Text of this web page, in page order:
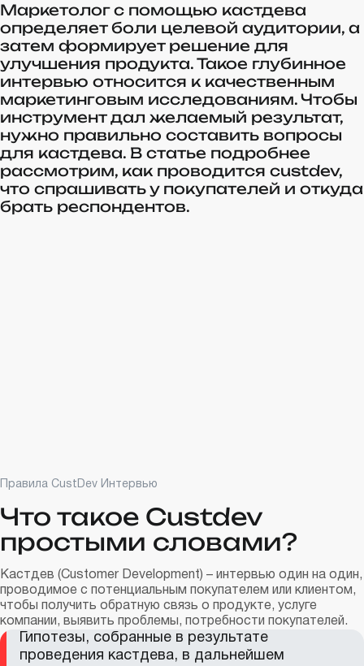
Маркетолог с помощью кастдева
определяет боли целевой аудитории, а
затем формирует решение для
улучшения продукта. Такое глубинное
интервью относится к качественным
маркетинговым исследованиям. Чтобы
инструмент дал желаемый результат,
нужно правильно составить вопросы
для кастдева. В статье подробнее
рассмотрим, как проводится custdev,
что спрашивать у покупателей и откуда
брать респондентов.
Правила CustDev Интервью
Что такое Custdev
простыми словами?
Кастдев (Customer Development) – интервью один на один,
проводимое с потенциальным покупателем или клиентом,
чтобы получить обратную связь о продукте, услуге
компании, выявить проблемы, потребности покупателей.
Гипотезы, собранные в результате
проведения кастдева, в дальнейшем